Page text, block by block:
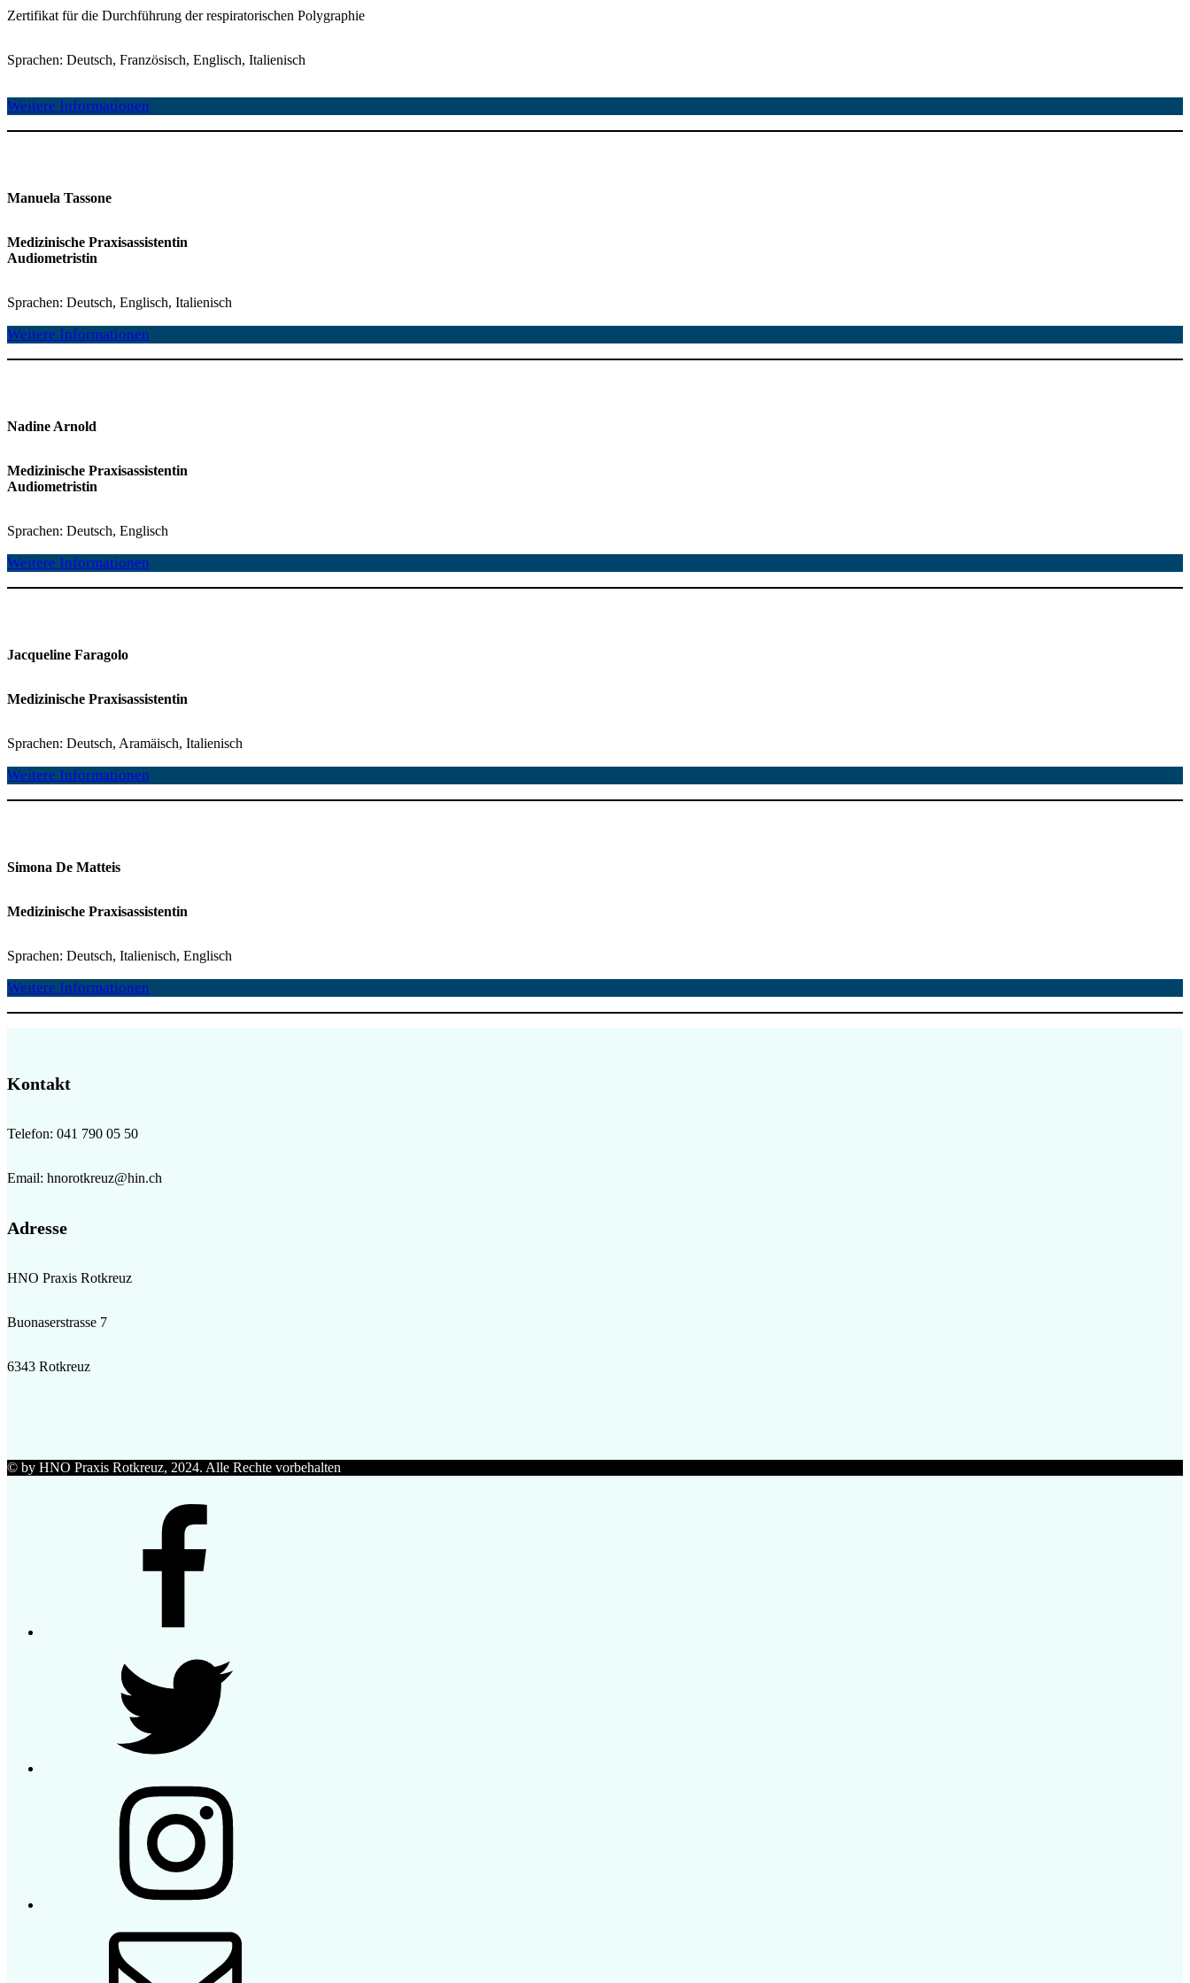
Zertifikat für die Durchführung der respiratorischen Polygraphie
Sprachen: Deutsch, Französisch, Englisch, Italienisch
Weitere Informationen
Manuela Tassone
Medizinische Praxisassistentin
Audiometristin
Sprachen: Deutsch, Englisch, Italienisch
Weitere Informationen
Nadine Arnold
Medizinische Praxisassistentin
Audiometristin
Sprachen: Deutsch, Englisch
Weitere Informationen
Jacqueline Faragolo
Medizinische Praxisassistentin
Sprachen: Deutsch, Aramäisch, Italienisch
Weitere Informationen
Simona De Matteis
Medizinische Praxisassistentin
Sprachen: Deutsch, Italienisch, Englisch
Weitere Informationen
Kontakt
Telefon: 041 790 05 50
Email: hnorotkreuz@hin.ch
Adresse
HNO Praxis Rotkreuz
Buonaserstrasse 7
6343 Rotkreuz
© by HNO Praxis Rotkreuz, 2024. Alle Rechte vorbehalten